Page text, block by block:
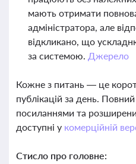
мають отримати
адміністратора, але
відкликано, що
за системою. Джерело
Кожне з питань — це
публікацій за день.
посиланнями та
доступні у комерційній
Стисло про головне: